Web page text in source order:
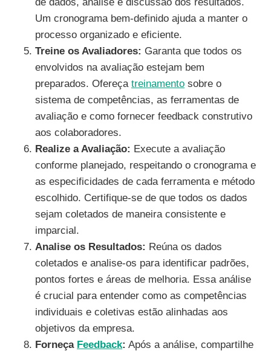
Um cronograma bem-definido ajuda a manter o
processo organizado e eficiente.
Treine os Avaliadores: Garanta que todos os
envolvidos na avaliação estejam bem
preparados. Ofereça treinamento sobre o
sistema de competências, as ferramentas de
avaliação e como fornecer feedback construtivo
aos colaboradores.
Realize a Avaliação: Execute a avaliação
conforme planejado, respeitando o cronograma e
as especificidades de cada ferramenta e método
escolhido. Certifique-se de que todos os dados
sejam coletados de maneira consistente e
imparcial.
Analise os Resultados: Reúna os dados
coletados e analise-os para identificar padrões,
pontos fortes e áreas de melhoria. Essa análise
é crucial para entender como as competências
individuais e coletivas estão alinhadas aos
objetivos da empresa.
Forneça Feedback: Após a análise, compartilhe